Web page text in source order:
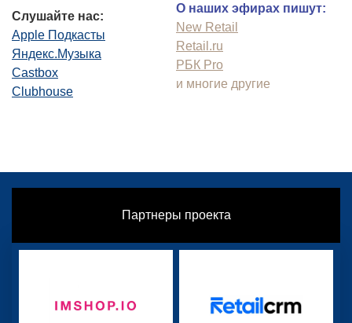
Слушайте нас:
Apple Подкасты
Яндекс.Музыка
Castbox
Clubhouse
О наших эфирах пишут:
New Retail
Retail.ru
РБК Pro
и многие другие
Партнеры проекта